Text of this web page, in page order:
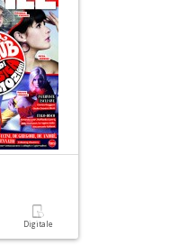
Digitale